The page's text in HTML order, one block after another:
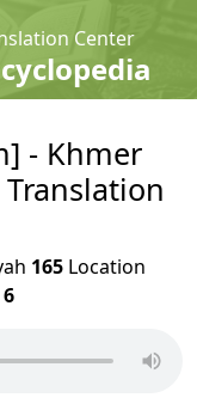
Center
- Khmer
165 Location
6